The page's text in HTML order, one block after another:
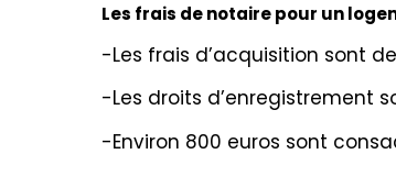
Les frais de notaire pour un
-Les frais d’acquisition sont
-Les droits d’enregistrement
-Environ 800 euros sont